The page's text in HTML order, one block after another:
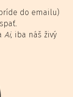
do emailu)
Ai, iba náš živý